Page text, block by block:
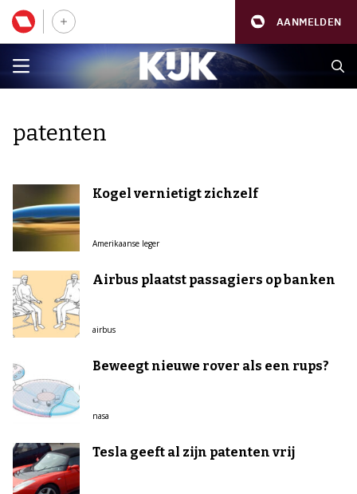
AANMELDEN
patenten
Kogel vernietigt zichzelf
Amerikaanse leger
Airbus plaatst passagiers op banken
airbus
Beweegt nieuwe rover als een rups?
nasa
Tesla geeft al zijn patenten vrij